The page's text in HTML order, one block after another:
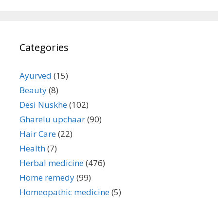
Categories
Ayurved (15)
Beauty(8)
Desi Nuskhe(102)
Gharelu upchaar(90)
Hair Care(22)
Health(7)
Herbal medicine(476)
Home remedy(99)
Homeopathic medicine(5)